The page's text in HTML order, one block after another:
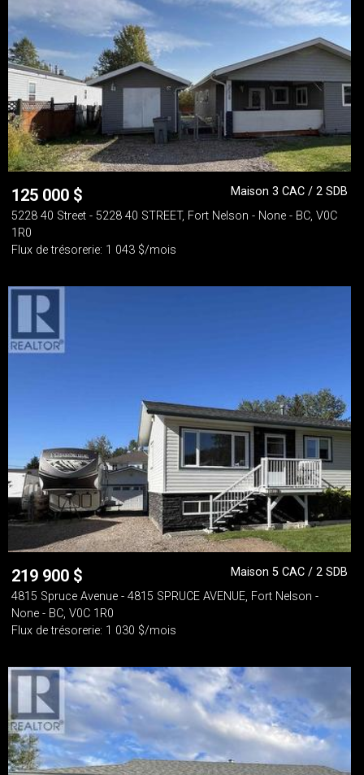
125 000 $
Maison 3 CAC / 2 SDB
5228 40 Street - 5228 40 STREET, Fort Nelson - None - BC, V0C
1R0
Flux de trésorerie: 1 043 $/mois
219 900 $
Maison 5 CAC / 2 SDB
4815 Spruce Avenue - 4815 SPRUCE AVENUE, Fort Nelson -
None - BC, V0C 1R0
Flux de trésorerie: 1 030 $/mois